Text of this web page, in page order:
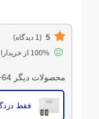
5 (1 دیدگاه)
محصولات دیگر 64+
فقط